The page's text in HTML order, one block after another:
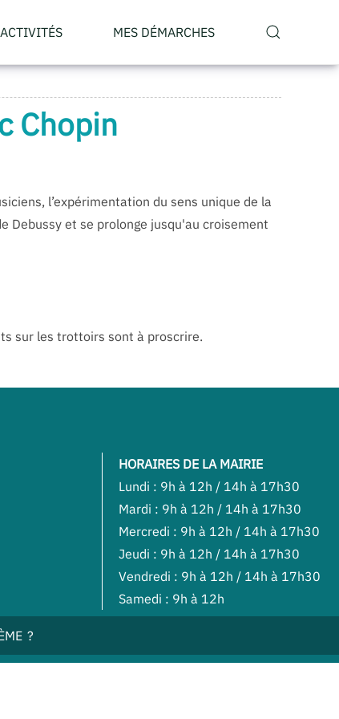
MES DÉMARCHES
Chopin
l’expérimentation du sens unique de la
Debussy et se prolonge jusqu'au croisement
sur les trottoirs sont à proscrire.
HORAIRES DE LA MAIRIE
Lundi : 9h à 12h / 14h à 17h30
Mardi : 9h à 12h / 14h à 17h30
Mercredi : 9h à 12h / 14h à 17h30
Jeudi : 9h à 12h / 14h à 17h30
Vendredi : 9h à 12h / 14h à 17h30
Samedi : 9h à 12h
?